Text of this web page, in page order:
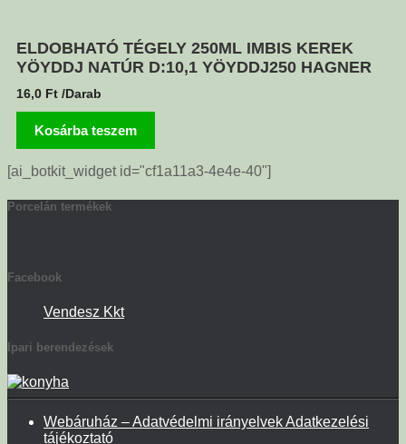
ELDOBHATÓ TÉGELY 250ML IMBIS KEREK
YÖYDDJ NATÚR D:10,1 YÖYDDJ250 HAGNER
16,0 Ft /Darab
Kosárba teszem
[ai_botkit_widget id="cf1a11a3-4e4e-40"]
Porcelán termékek
Facebook
Vendesz Kkt
Ipari berendezések
Webáruház – Adatvédelmi irányelvek Adatkezelési
tájékoztató